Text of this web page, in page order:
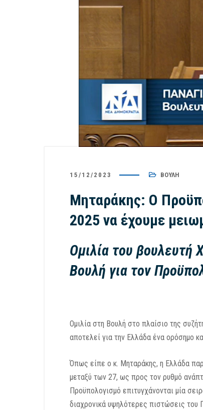
15/12/2023 ΒΟΥΛΉ
Μηταράκης: Ο
2025 να έχουμε
Ομιλία του βουλευτή
Βουλή για τον
Ομιλία στη Βουλή στο πλαίσιο της
αποτελεί για την Ελλάδα ένα ορόσημο
Όπως είπε ο κ. Μηταράκης, η Ελλάδα
μεταξύ των 27, ως προς τον ρυθμό
Προϋπολογισμό επιτυγχάνονται μία
διαχρονικά υψηλότερες πιστώσεις